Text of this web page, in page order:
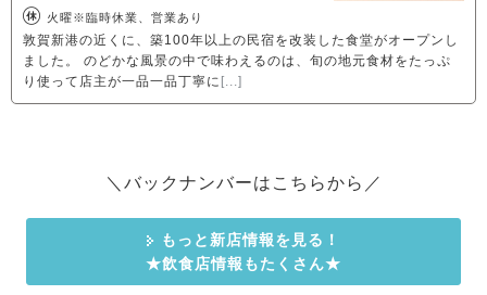
＼バックナンバーはこちらから／
もっと新店情報を見る！
★飲食店情報もたくさん★